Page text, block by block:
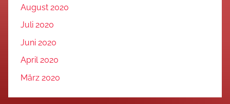
August 2020
Juli 2020
Juni 2020
April 2020
März 2020